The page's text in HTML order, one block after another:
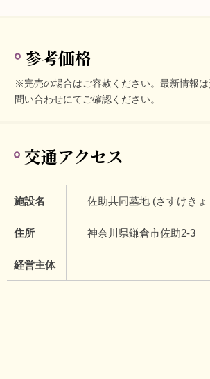
参考価格
※完売の場合はご容赦ください。最新情報
問い合わせにてご確認ください。
交通アクセス
施設名 佐助共同墓地 (さすけき
住所 神奈川県鎌倉市佐助2-3
経営主体